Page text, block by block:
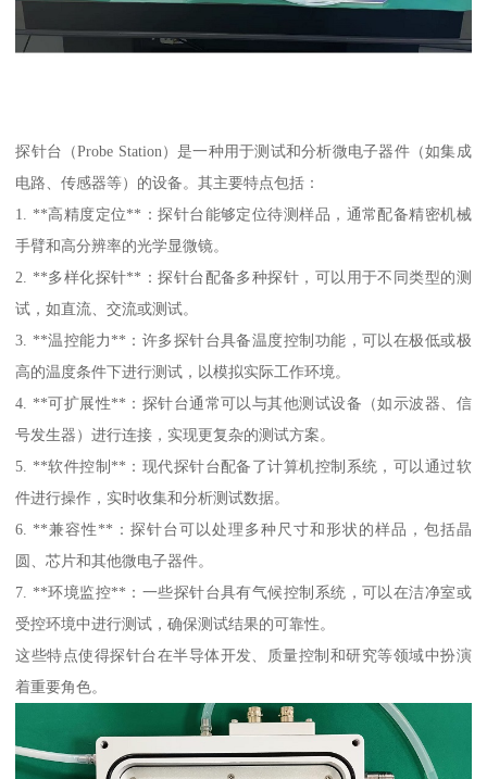
探针台（Probe Station）是一种用于测试和分析微电子器件（如集成
电路、传感器等）的设备。其主要特点包括：
1. **高精度定位**：探针台能够定位待测样品，通常配备精密机械
手臂和高分辨率的光学显微镜。
2. **多样化探针**：探针台配备多种探针，可以用于不同类型的测
试，如直流、交流或测试。
3. **温控能力**：许多探针台具备温度控制功能，可以在极低或极
高的温度条件下进行测试，以模拟实际工作环境。
4. **可扩展性**：探针台通常可以与其他测试设备（如示波器、信
号发生器）进行连接，实现更复杂的测试方案。
5. **软件控制**：现代探针台配备了计算机控制系统，可以通过软
件进行操作，实时收集和分析测试数据。
6. **兼容性**：探针台可以处理多种尺寸和形状的样品，包括晶
圆、芯片和其他微电子器件。
7. **环境监控**：一些探针台具有气候控制系统，可以在洁净室或
受控环境中进行测试，确保测试结果的可靠性。
这些特点使得探针台在半导体开发、质量控制和研究等领域中扮演
着重要角色。